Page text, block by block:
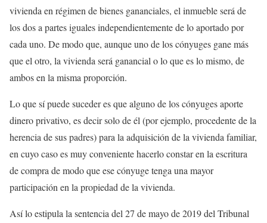
vivienda en régimen de bienes gananciales, el inmueble será de
los dos a partes iguales independientemente de lo aportado por
cada uno. De modo que, aunque uno de los cónyuges gane más
que el otro, la vivienda será ganancial o lo que es lo mismo, de
ambos en la misma proporción.
Lo que sí puede suceder es que alguno de los cónyuges aporte
dinero privativo, es decir solo de él (por ejemplo, procedente de la
herencia de sus padres) para la adquisición de la vivienda familiar,
en cuyo caso es muy conveniente hacerlo constar en la escritura
de compra de modo que ese cónyuge tenga una mayor
participación en la propiedad de la vivienda.
Así lo estipula la sentencia del 27 de mayo de 2019 del Tribunal